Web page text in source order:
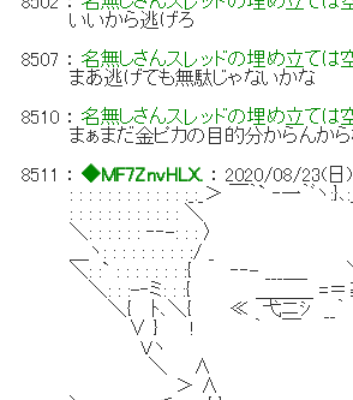
いいから逃げろ
8507 ：名無しさんスレッドの埋め立ては
まあ逃げても無駄じゃないかな
8510 ：名無しさんスレッドの埋め立ては
まぁまだ金ピカの目的分からんから
8511
：◆MF7ZnvHLX. ：2020/08/23(日)
: : : : : : : : : : : : :_:_＞ ￣｀` ‐一｀
: : : : : : : : : : : : ＼
＼: : : : : : ‐‐-: : :
＿ヽ: : : : : : : : : :/ _
＼: :` : : : : : : : :{ ‐‐- ___＿
＼: : :-‐ミ: : :{ ＿＿
＼{ ﾄ､＼{ ≪ 弋ニ
∨ } ! ｀ ￣ ';:::::. o
Vヽ
＼ ∧ ;::::. / .| | な
＞ ∧ ,..〉